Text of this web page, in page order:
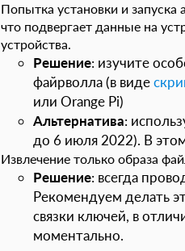
Попытка установки и запуска
что подвергает данные на
устройства.
Решение: изучите
файрволла (в виде
или Orange Pi)
Альтернатива:
до 6 июля 2022). В
Извлечение только образа
Решение: всегда
Рекомендуем делать
связки ключей, в
моментально.